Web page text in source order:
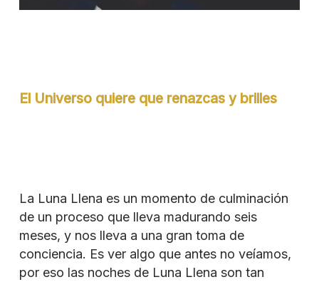
El Universo quiere que renazcas y brilles
La Luna Llena es un momento de culminación
de un proceso que lleva madurando seis
meses, y nos lleva a una gran toma de
conciencia. Es ver algo que antes no veíamos,
por eso las noches de Luna Llena son tan